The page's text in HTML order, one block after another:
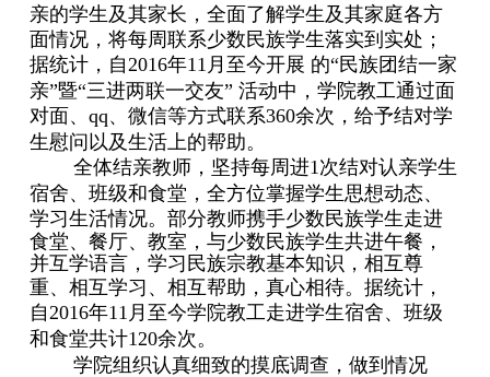
亲的学生及其家长，全面了解学生及其家庭各方
面情况，将每周联系少数民族学生落实到实处；
据统计，自 2016年11 月至今开展 的“民族团结一家
亲”暨“三进两联一交友” 活动中，学院教工通过面
对面、qq、微信等方式联系360余次，给予结对学
生慰问以及生活上的帮助。
全体结亲教师， 坚持每周进1 次结对认亲学生
宿舍、班级和食堂，全方位掌握学生思想动态、
学习生活情况。部分教师携手少数民族学生走进
食堂、餐厅、教室，与少数民族学生共进午餐，
并互学语言，学习民族宗教基本知识，相互尊
重、相互学习、相互帮助，真心相待。据统计，
自 2016年11 月至今学院教工走进学生宿舍、班级
和食堂共计120余次。
学院组织认真细致的摸底调查，做到情况